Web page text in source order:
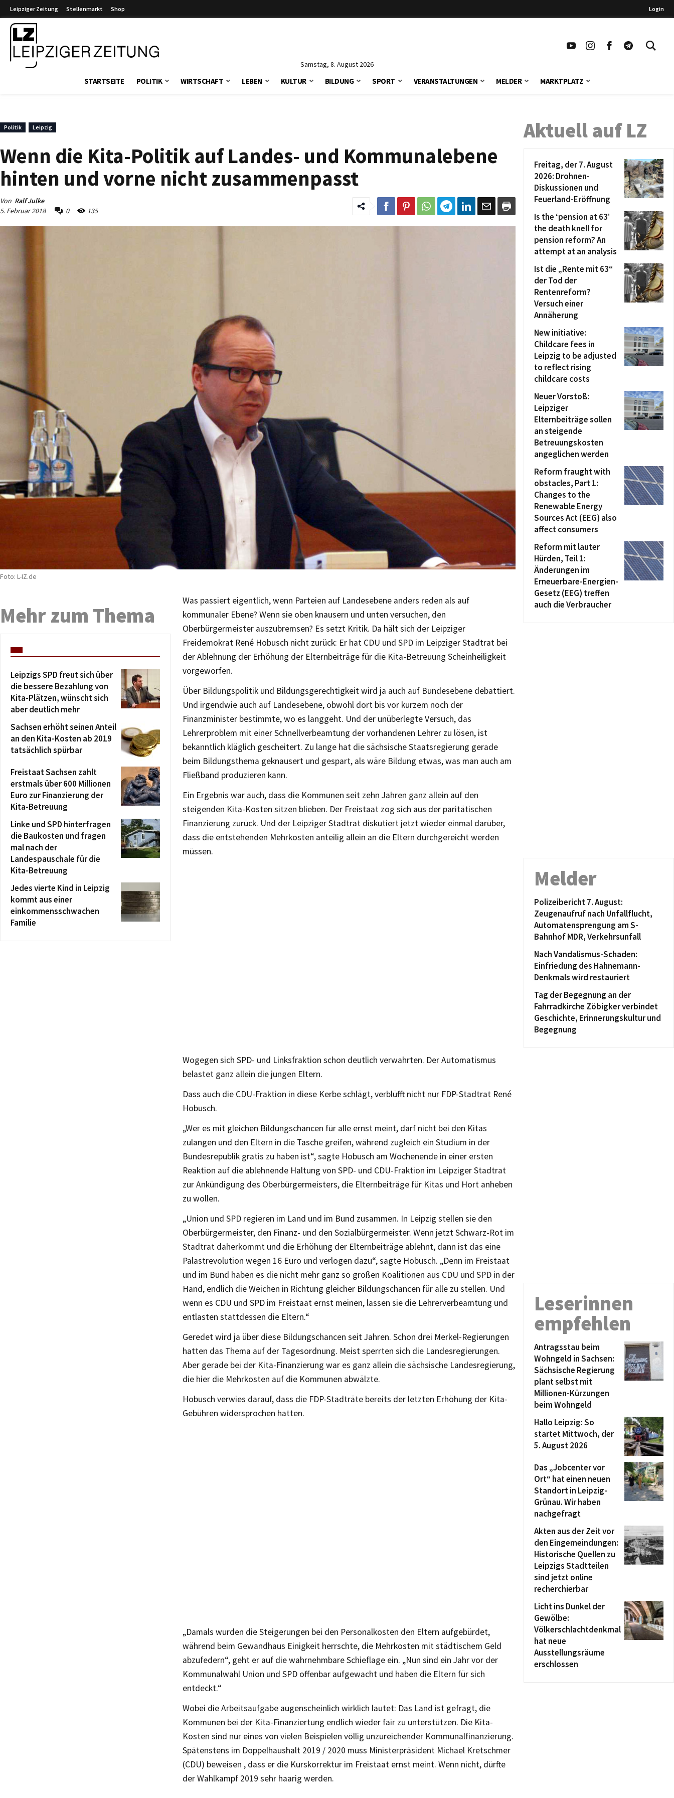
Leipziger Zeitung Stellenmarkt Shop Login
Samstag, 8. August 2026
STARTSEITE POLITIK WIRTSCHAFT LEBEN KULTUR BILDUNG SPORT VERANSTALTUNGEN MELDER MARKTPLATZ
Politik Leipzig
Wenn die Kita-Politik auf Landes- und Kommunalebene
hinten und vorne nicht zusammenpasst
Von Ralf Julke
5. Februar 2018
0 135
Foto: L-IZ.de
Was passiert eigentlich, wenn Parteien auf Landesebene anders reden als auf
kommunaler Ebene? Wenn sie oben knausern und unten versuchen, den
Oberbürgermeister auszubremsen? Es setzt Kritik. Da hält sich der Leipziger
Freidemokrat René Hobusch nicht zurück: Er hat CDU und SPD im Leipziger Stadtrat bei
der Ablehnung der Erhöhung der Elternbeiträge für die Kita-Betreuung Scheinheiligkeit
vorgeworfen.
Über Bildungspolitik und Bildungsgerechtigkeit wird ja auch auf Bundesebene debattiert.
Und irgendwie auch auf Landesebene, obwohl dort bis vor kurzem noch der
Finanzminister bestimmte, wo es langgeht. Und der unüberlegte Versuch, das
Lehrerproblem mit einer Schnellverbeamtung der vorhandenen Lehrer zu lösen, ist
bekanntlich kläglich gescheitert. Zu lange hat die sächsische Staatsregierung gerade
beim Bildungsthema geknausert und gespart, als wäre Bildung etwas, was man auch am
Fließband produzieren kann.
Ein Ergebnis war auch, dass die Kommunen seit zehn Jahren ganz allein auf den
steigenden Kita-Kosten sitzen blieben. Der Freistaat zog sich aus der paritätischen
Finanzierung zurück. Und der Leipziger Stadtrat diskutiert jetzt wieder einmal darüber,
dass die entstehenden Mehrkosten anteilig allein an die Eltern durchgereicht werden
müssen.
Wogegen sich SPD- und Linksfraktion schon deutlich verwahrten. Der Automatismus
belastet ganz allein die jungen Eltern.
Dass auch die CDU-Fraktion in diese Kerbe schlägt, verblüfft nicht nur FDP-Stadtrat René
Hobusch.
„Wer es mit gleichen Bildungschancen für alle ernst meint, darf nicht bei den Kitas
zulangen und den Eltern in die Tasche greifen, während zugleich ein Studium in der
Bundesrepublik gratis zu haben ist“, sagte Hobusch am Wochenende in einer ersten
Reaktion auf die ablehnende Haltung von SPD- und CDU-Fraktion im Leipziger Stadtrat
zur Ankündigung des Oberbürgermeisters, die Elternbeiträge für Kitas und Hort anheben
zu wollen.
„Union und SPD regieren im Land und im Bund zusammen. In Leipzig stellen sie den
Oberbürgermeister, den Finanz- und den Sozialbürgermeister. Wenn jetzt Schwarz-Rot im
Stadtrat daherkommt und die Erhöhung der Elternbeiträge ablehnt, dann ist das eine
Palastrevolution wegen 16 Euro und verlogen dazu“, sagte Hobusch. „Denn im Freistaat
und im Bund haben es die nicht mehr ganz so großen Koalitionen aus CDU und SPD in der
Hand, endlich die Weichen in Richtung gleicher Bildungschancen für alle zu stellen. Und
wenn es CDU und SPD im Freistaat ernst meinen, lassen sie die Lehrerverbeamtung und
entlasten stattdessen die Eltern.“
Geredet wird ja über diese Bildungschancen seit Jahren. Schon drei Merkel-Regierungen
hatten das Thema auf der Tagesordnung. Meist sperrten sich die Landesregierungen.
Aber gerade bei der Kita-Finanzierung war es ganz allein die sächsische Landesregierung,
die hier die Mehrkosten auf die Kommunen abwälzte.
Hobusch verwies darauf, dass die FDP-Stadträte bereits der letzten Erhöhung der Kita-
Gebühren widersprochen hatten.
„Damals wurden die Steigerungen bei den Personalkosten den Eltern aufgebürdet,
während beim Gewandhaus Einigkeit herrschte, die Mehrkosten mit städtischem Geld
abzufedern“, geht er auf die wahrnehmbare Schieflage ein. „Nun sind ein Jahr vor der
Kommunalwahl Union und SPD offenbar aufgewacht und haben die Eltern für sich
entdeckt.“
Wobei die Arbeitsaufgabe augenscheinlich wirklich lautet: Das Land ist gefragt, die
Kommunen bei der Kita-Finanziertung endlich wieder fair zu unterstützen. Die Kita-
Kosten sind nur eines von vielen Beispielen völlig unzureichender Kommunalfinanzierung.
Spätenstens im Doppelhaushalt 2019 / 2020 muss Ministerpräsident Michael Kretschmer
(CDU) beweisen , dass er die Kurskorrektur im Freistaat ernst meint. Wenn nicht, dürfte
der Wahlkampf 2019 sehr haarig werden.
Mehr zum Thema
Leipzigs SPD freut sich über
die bessere Bezahlung von
Kita-Plätzen, wünscht sich
aber deutlich mehr
Sachsen erhöht seinen Anteil
an den Kita-Kosten ab 2019
tatsächlich spürbar
Freistaat Sachsen zahlt
erstmals über 600 Millionen
Euro zur Finanzierung der
Kita-Betreuung
Linke und SPD hinterfragen
die Baukosten und fragen
mal nach der
Landespauschale für die
Kita-Betreuung
Jedes vierte Kind in Leipzig
kommt aus einer
einkommensschwachen
Familie
Aktuell auf LZ
Freitag, der 7. August
2026: Drohnen-
Diskussionen und
Feuerland-Eröffnung
Is the ‘pension at 63’
the death knell for
pension reform? An
attempt at an analysis
Ist die „Rente mit 63“
der Tod der
Rentenreform?
Versuch einer
Annäherung
New initiative:
Childcare fees in
Leipzig to be adjusted
to reflect rising
childcare costs
Neuer Vorstoß:
Leipziger
Elternbeiträge sollen
an steigende
Betreuungskosten
angeglichen werden
Reform fraught with
obstacles, Part 1:
Changes to the
Renewable Energy
Sources Act (EEG) also
affect consumers
Reform mit lauter
Hürden, Teil 1:
Änderungen im
Erneuerbare-Energien-
Gesetz (EEG) treffen
auch die Verbraucher
Melder
Polizeibericht 7. August:
Zeugenaufruf nach Unfallflucht,
Automatensprengung am S-
Bahnhof MDR, Verkehrsunfall
Nach Vandalismus-Schaden:
Einfriedung des Hahnemann-
Denkmals wird restauriert
Tag der Begegnung an der
Fahrradkirche Zöbigker verbindet
Geschichte, Erinnerungskultur und
Begegnung
Leserinnen
empfehlen
Antragsstau beim
Wohngeld in Sachsen:
Sächsische Regierung
plant selbst mit
Millionen-Kürzungen
beim Wohngeld
Hallo Leipzig: So
startet Mittwoch, der
5. August 2026
Das „Jobcenter vor
Ort“ hat einen neuen
Standort in Leipzig-
Grünau. Wir haben
nachgefragt
Akten aus der Zeit vor
den Eingemeindungen:
Historische Quellen zu
Leipzigs Stadtteilen
sind jetzt online
recherchierbar
Licht ins Dunkel der
Gewölbe:
Völkerschlachtdenkmal
hat neue
Ausstellungsräume
erschlossen